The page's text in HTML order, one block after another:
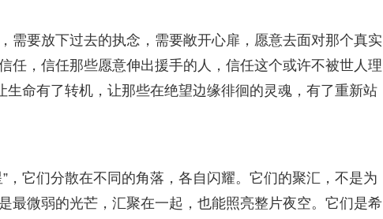
需要放下过去的执念，需要敞开心扉，愿意去面对那个真实
任，信任那些愿意伸出援手的人，信任这个或许不被世人理
生命有了转机，让那些在绝望边缘徘徊的灵魂，有了重新站
，它们分散在不同的角落，各自闪耀。它们的聚汇，不是为
最微弱的光芒，汇聚在一起，也能照亮整片夜空。它们是希